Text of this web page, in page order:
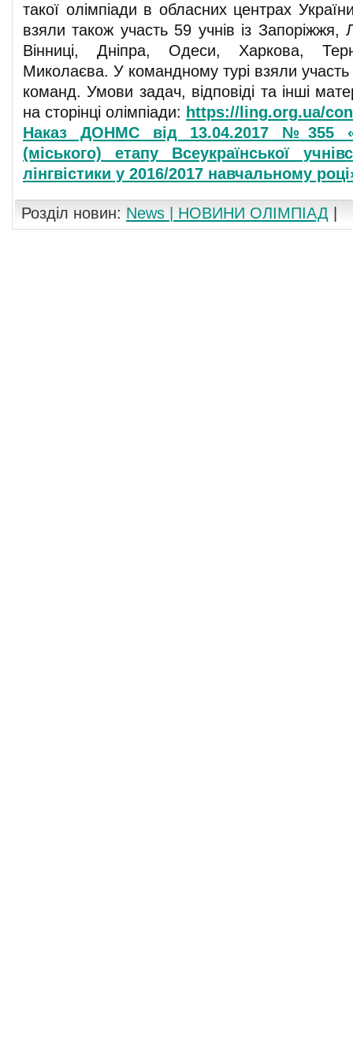
такої олімпіади в обласних центрах
взяли також участь 59 учнів із Запоріжжя,
Вінниці, Дніпра, Одеси, Харкова,
Миколаєва. У командному турі взяли участь
команд. Умови задач, відповіді та інші
на сторінці олімпіади: https://ling.org.ua/
Наказ ДОНМС від 13.04.2017 №355
(міського) етапу Всеукраїнської
лінгвістики у 2016/2017 навчальному
Розділ новин: News | НОВИНИ ОЛІМПІАД